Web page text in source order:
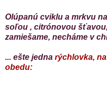
Olúpanú cviklu a mrkvu
soľou , citrónovou
zamiešame, necháme v
... ešte jedna rýchlovka,
obedu: